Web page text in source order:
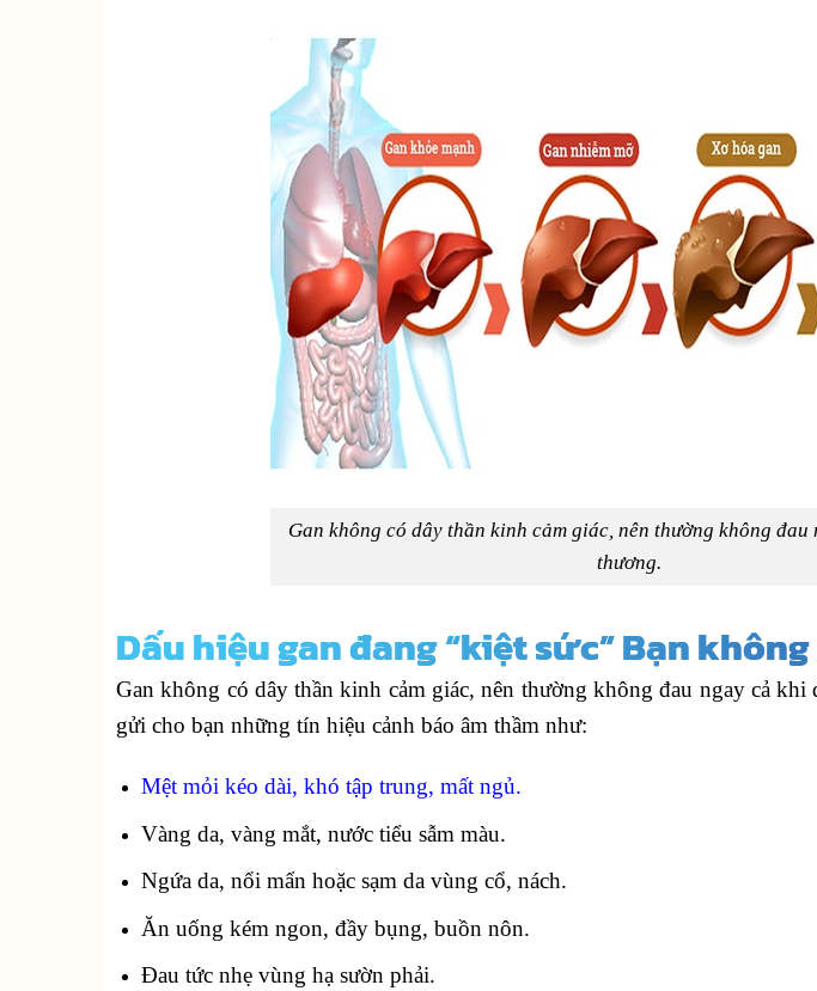
Gan không có dây thần kinh cảm giác, nên thường không đau
thương.
Dấu hiệu gan đang “kiệt sức” Bạn
Gan không có dây thần kinh cảm giác, nên thường không đau ngay cả khi
gửi cho bạn những tín hiệu cảnh báo âm thầm như:
Mệt mỏi kéo dài, khó tập trung, mất ngủ.
Vàng da, vàng mắt, nước tiểu sẫm màu.
Ngứa da, nổi mẩn hoặc sạm da vùng cổ, nách.
Ăn uống kém ngon, đầy bụng, buồn nôn.
Đau tức nhẹ vùng hạ sườn phải.